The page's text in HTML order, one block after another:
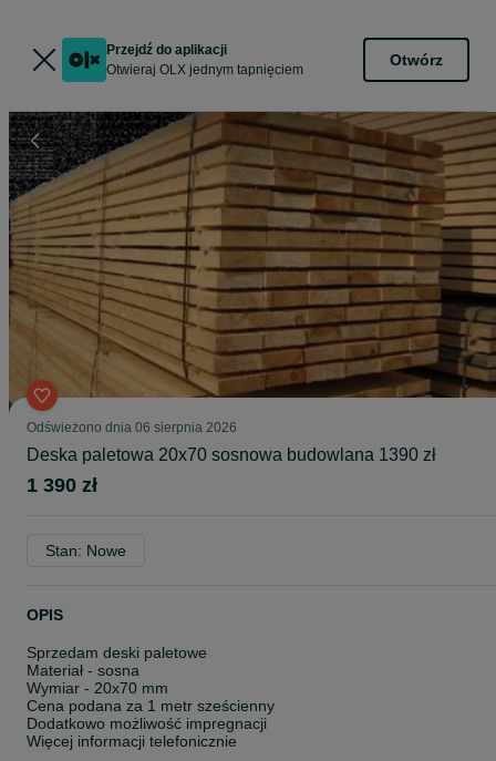
Przejdź do aplikacji
Otwieraj OLX jednym tapnięciem
Otwórz
Odświeżono dnia 06 sierpnia 2026
Deska paletowa 20x70 sosnowa budowlana 1390 zł
1 390 zł
Stan: Nowe
OPIS
Sprzedam deski paletowe
Materiał - sosna
Wymiar - 20x70 mm
Cena podana za 1 metr sześcienny
Dodatkowo możliwość impregnacji
Więcej informacji telefonicznie